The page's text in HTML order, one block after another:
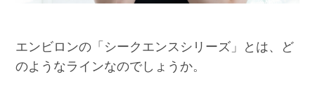
エンビロンの「シークエンスシリーズ」とは、ど
のようなラインなのでしょうか。